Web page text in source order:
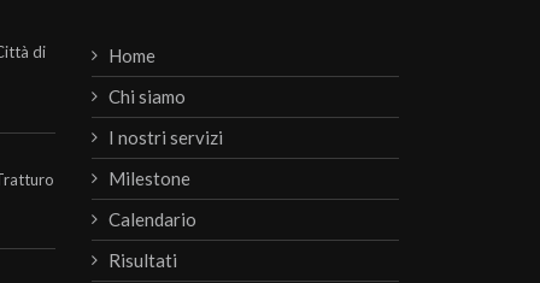
di
Home
Chi siamo
I nostri servizi
Milestone
Calendario
Risultati